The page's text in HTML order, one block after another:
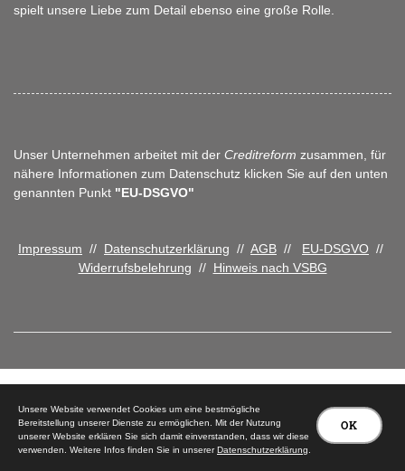
spielt unsere Liebe zum Detail ebenso eine große Rolle.
Unser Unternehmen arbeitet mit der Creditreform zusammen, für
nähere Informationen zum Datenschutz klicken Sie auf den unten
genannten Punkt "EU-DSGVO"
Impressum // Datenschutzerklärung // AGB // EU-DSGVO //
Widerrufsbelehrung // Hinweis nach VSBG
© 2026 Tischlerei Peter Carstensen
OK
Unsere Website verwendet Cookies um eine bestmögliche
Bereitstellung unserer Dienste zu ermöglichen. Mit der Nutzung
unserer Website erklären Sie sich damit einverstanden, dass wir diese
verwenden. Weitere Infos finden Sie in unsererDatenschutzerklärung